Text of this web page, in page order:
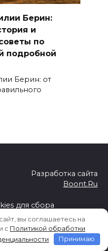
Берин:
и
по
подробной
Берин: от
Разработка сайта
Boont.Ru
для сбора
о пользователях сайта.
вы выражаете свое
персональных
вы соглашаетесь на
c Политикой обработки
Принимаю